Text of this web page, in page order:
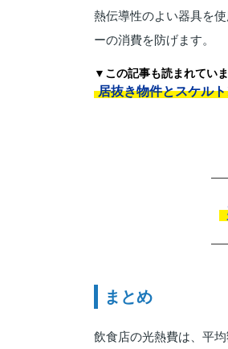
熱伝導性のよい器具を
ーの消費を防げます。
▼この記事も読まれてい
居抜き物件とスケル
まとめ
飲食店の光熱費は、平